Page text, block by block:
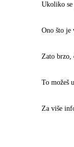
Ukoliko se
Ono što je
Zato brzo,
To možeš
Za više